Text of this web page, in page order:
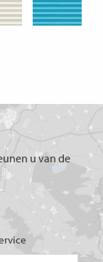
u van de